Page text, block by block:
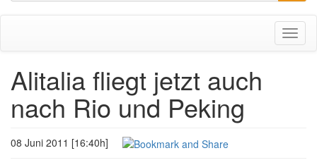
Alitalia fliegt jetzt auch
nach Rio und Peking
08 Juni 2011 [16:40h]